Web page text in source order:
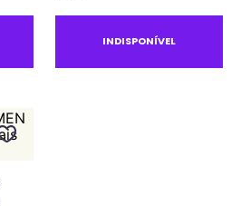
INDISPONÍVEL